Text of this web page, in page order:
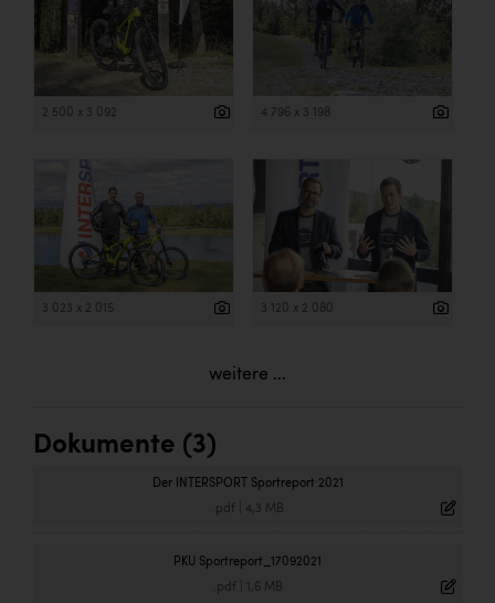
2 500 x 3 092 4 796 x 3 198
3 023 x 2 015 3 120 x 2 080
weitere ...
Dokumente (3)
Der INTERSPORT Sportreport 2021
.pdf 4,3 MB
PKU Sportreport_17092021
.pdf 1,6 MB